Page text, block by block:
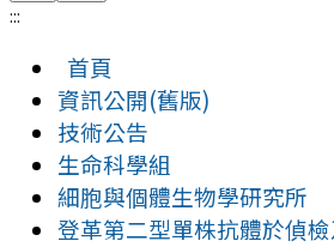
:::
首頁
資訊公開(舊版)
技術公告
生命科學組
細胞與個體生物學研究所
登革第二型單株抗體於偵